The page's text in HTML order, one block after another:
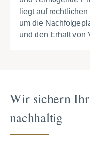
liegt auf
um die
und den Erhalt von
Wir sichern
nachhaltig